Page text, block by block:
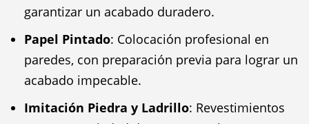
garantizar un acabado duradero.
Papel Pintado: Colocación profesional en
paredes, con preparación previa para lograr un
acabado impecable.
Imitación Piedra y Ladrillo: Revestimientos